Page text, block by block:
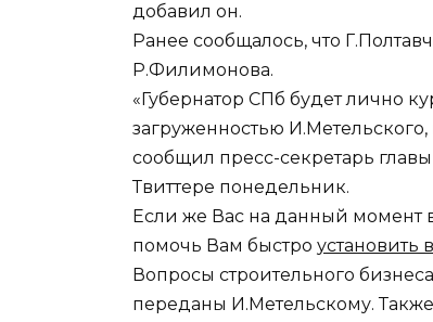
добавил он.
Ранее сообщалось, что
Р.Филимонова.
«Губернатор СПб будет лично
загруженностью
сообщил пресс-секретарь
Твиттере понедельник.
Если же Вас на данный момент
помочь Вам быстро установить
Вопросы строительного
переданы И.Метельскому.